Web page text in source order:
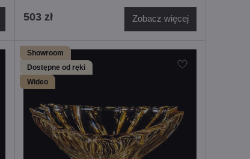
503 zł Zobacz więcej
Showroom
Dostępne od ręki
Wideo